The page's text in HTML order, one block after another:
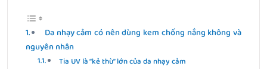
Da nhạy cảm có nên dùng kem chống nắng không và
nguyên nhân
Tia UV là “kẻ thù” lớn của da nhạy cảm